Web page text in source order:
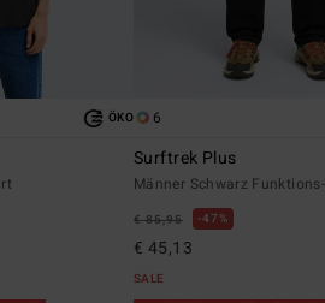
ÖKO 6
Surftrek Plus
Männer Schwarz
€ 85,95 47%
€ 45,13
SALE